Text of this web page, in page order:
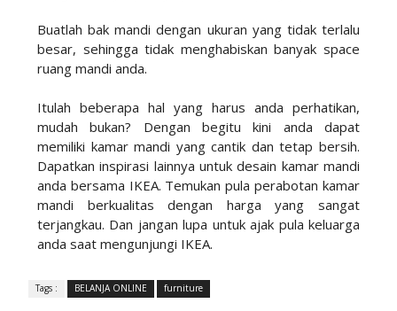
Buatlah bak mandi dengan ukuran yang tidak terlalu
besar, sehingga tidak menghabiskan banyak space
ruang mandi anda.
Itulah beberapa hal yang harus anda perhatikan,
mudah bukan? Dengan begitu kini anda dapat
memiliki kamar mandi yang cantik dan tetap bersih.
Dapatkan inspirasi lainnya untuk desain kamar mandi
anda bersama IKEA. Temukan pula perabotan kamar
mandi berkualitas dengan harga yang sangat
terjangkau. Dan jangan lupa untuk ajak pula keluarga
anda saat mengunjungi IKEA.
Tags : BELANJA ONLINE furniture